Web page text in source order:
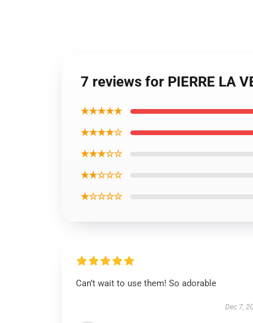
7 reviews for PIERRE LA
★★★★★
★★★★☆
★★★☆☆
★★☆☆☆
★☆☆☆☆
Can’t wait to use them! So adorable
Dec 7,